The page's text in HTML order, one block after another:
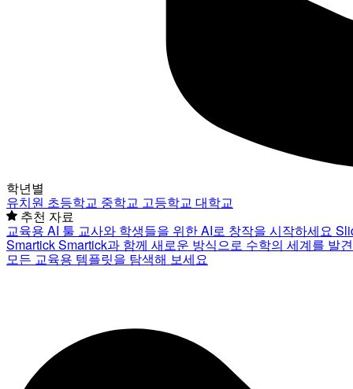
학년별
유치원 초등학교 중학교 고등학교 대학교
추천 자료
교육용 AI 툴 교사와 학생들을 위한 AI로 창작을 시작하세요
SmartickSmartick과 함께 새로운 방식으로 수학의 세계를 발
모든 교육용 템플릿을 탐색해 보세요